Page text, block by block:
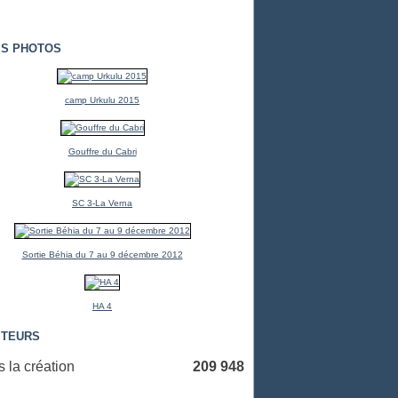
PHOTOS
camp Urkulu 2015
Gouffre du Cabri
SC 3-La Verna
Sortie Béhia du 7 au 9 décembre 2012
HA 4
la création 209 948